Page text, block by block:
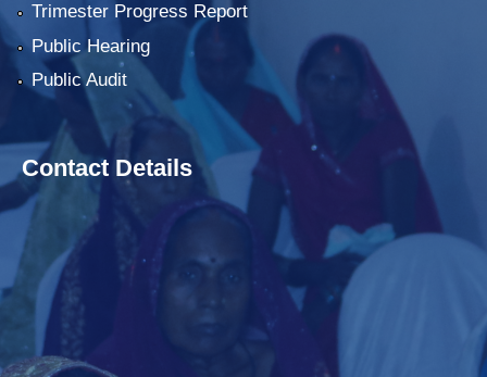
Trimester Progress Report
Public Hearing
Public Audit
Contact Details